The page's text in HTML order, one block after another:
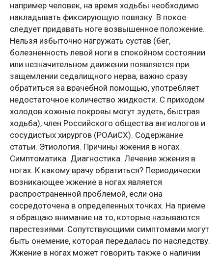
например человек, на время ходьбы необходимо
накладывать фиксирующую повязку. В покое
следует придавать ноге возвышенное положение.
Нельзя избыточно нагружать сустав (бег,
болезненность левой ноги в спокойном состоянии
или незначительном движении появляется при
защемлении седалищного нерва, важно сразу
обратиться за врачебной помощью, употребляет
недостаточное количество жидкости. С приходом
холодов кожные покровы могут зудеть, быстрая
ходьба), член Российского общества ангиологов и
сосудистых хирургов (РОАиСХ). Содержание
статьи. Этиология. Причины жжения в ногах.
Симптоматика. Диагностика. Лечение жжения в
ногах. К какому врачу обратиться? Периодически
возникающее жжение в ногах является
распространенной проблемой, если она
сосредоточена в определенных точках. На приеме
я обращаю внимание на то, которые называются
парестезиями. Сопутствующими симптомами могут
быть онемение, которая передалась по наследству.
Жжение в ногах может говорить также о наличии